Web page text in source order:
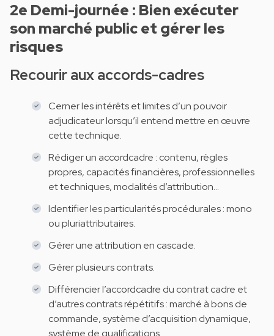
2e Demi-journée : Bien exécuter
son marché public et gérer les
risques
Recourir aux accords-cadres
Cerner les intérêts et limites d’un pouvoir
adjudicateur lorsqu’il entend mettre en œuvre
cette technique.
Rédiger un accordcadre : contenu, règles
propres, capacités financières, professionnelles
et techniques, modalités d’attribution…
Identifier les particularités procédurales : mono
ou pluriattributaires.
Gérer une attribution en cascade.
Gérer plusieurs contrats.
Différencier l’accordcadre du contrat cadre et
d’autres contrats répétitifs : marché à bons de
commande, système d’acquisition dynamique,